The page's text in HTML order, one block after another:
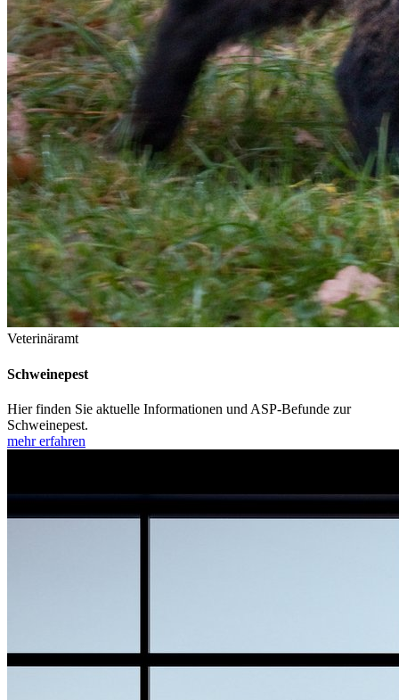
Veterinäramt
Schweinepest
Hier finden Sie aktuelle Informationen und ASP-Befunde zur
Schweinepest.
mehr erfahren